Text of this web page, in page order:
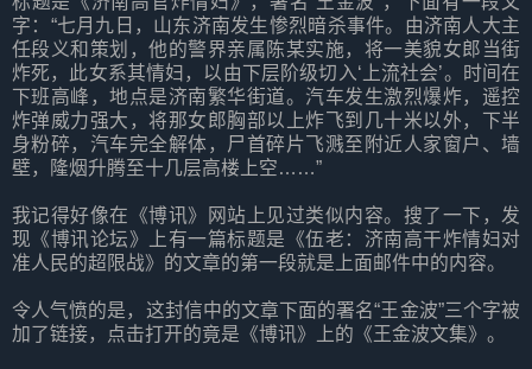
字：“七月九日，山东济南发生惨烈暗杀事件。由济南人大主
任段义和策划，他的警界亲属陈某实施，将一美貌女郎当街
炸死，此女系其情妇，以由下层阶级切入‘上流社会’。时间在
下班高峰，地点是济南繁华街道。汽车发生激烈爆炸，遥控
炸弹威力强大，将那女郎胸部以上炸飞到几十米以外，下半
身粉碎，汽车完全解体，尸首碎片飞溅至附近人家窗户、墙
壁，隆烟升腾至十几层高楼上空……”
我记得好像在《博讯》网站上见过类似内容。搜了一下，发
现《博讯论坛》上有一篇标题是《伍老：济南高干炸情妇对
准人民的超限战》的文章的第一段就是上面邮件中的内容。
令人气愤的是，这封信中的文章下面的署名“王金波”三个字被
加了链接，点击打开的竟是《博讯》上的《王金波文集》。